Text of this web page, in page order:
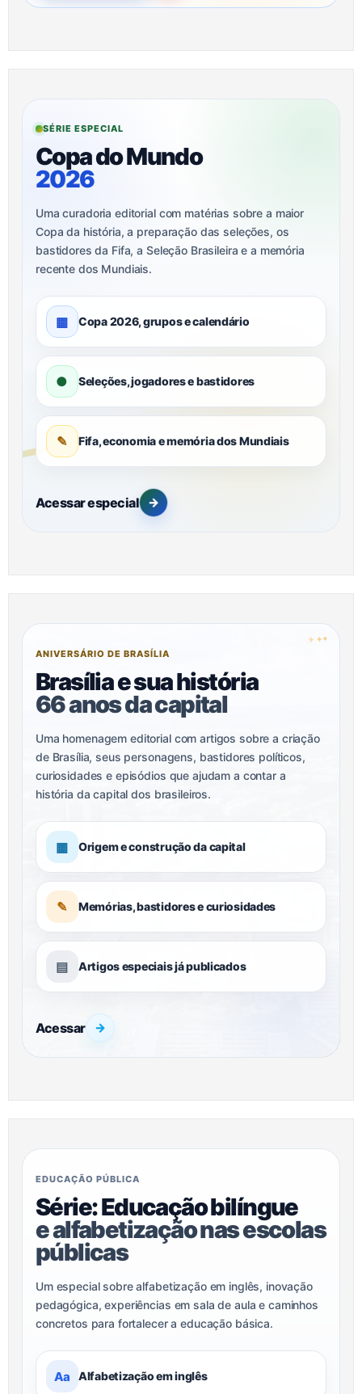
SÉRIE ESPECIAL
Copa do Mundo
2026
Uma curadoria editorial com matérias sobre a maior
Copa da história, a preparação das seleções, os
bastidores da Fifa, a Seleção Brasileira e a memória
recente dos Mundiais.
▦ Copa 2026, grupos e calendário
● Seleções, jogadores e bastidores
✎ Fifa, economia e memória dos Mundiais
Acessar especial →
✦ ✦✦
ANIVERSÁRIO DE BRASÍLIA
Brasília e sua história
66 anos da capital
Uma homenagem editorial com artigos sobre a criação
de Brasília, seus personagens, bastidores políticos,
curiosidades e episódios que ajudam a contar a
história da capital dos brasileiros.
▦ Origem e construção da capital
✎ Memórias, bastidores e curiosidades
▤ Artigos especiais já publicados
Acessar →
EDUCAÇÃO PÚBLICA
Série: Educação bilíngue
e alfabetização nas escolas
públicas
Um especial sobre alfabetização em inglês, inovação
pedagógica, experiências em sala de aula e caminhos
concretos para fortalecer a educação básica.
Aa Alfabetização em inglês